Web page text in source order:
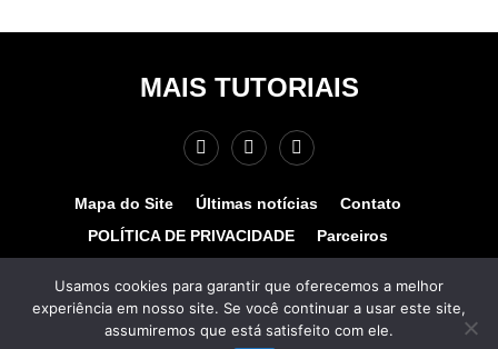
MAIS TUTORIAIS
Mapa do Site Últimas notícias
Contato
POLÍTICA DE PRIVACIDADE
Parceiros
© COPYRIGHT 2025 - MAIS TUTORIAIS. TODOS OS
DIREITOS RESERVADOS. Desenvolvido por
Usamos cookies para garantir que oferecemos a melhor
experiência em nosso site. Se você continuar a usar este site,
assumiremos que está satisfeito com ele.